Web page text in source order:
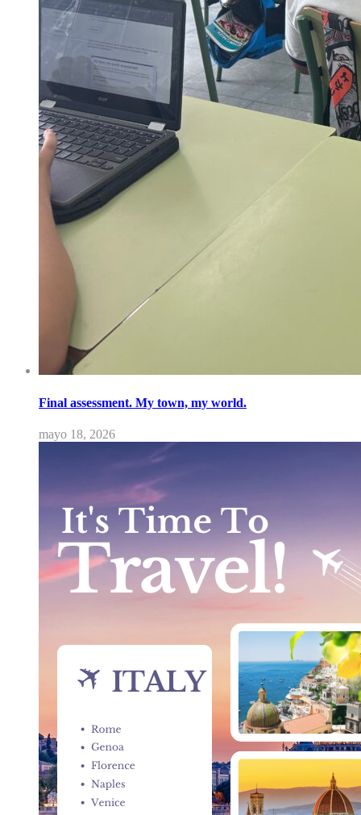
Final assessment. My town, my world.
mayo 18, 2026